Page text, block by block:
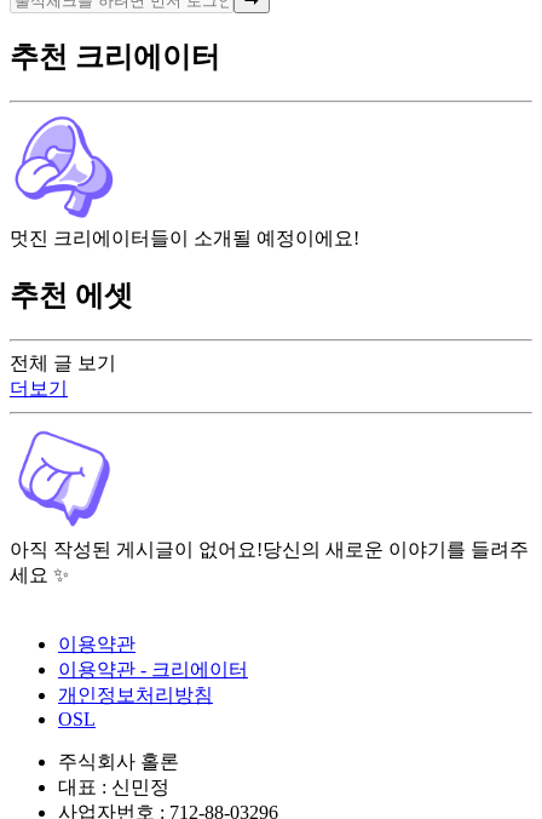
전체 글 보기
더보기
아직 작성된 게시글이 없어요!당신의 새로운 이야기를 들려주
세요 ✨
추천 크리에이터
멋진 크리에이터들이 소개될 예정이에요!
추천 에셋
이용약관
이용약관 - 크리에이터
개인정보처리방침
OSL
주식회사 홀론
대표 : 신민정
사업자번호 : 712-88-03296